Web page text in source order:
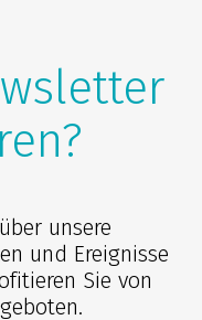
unsere
und Ereignisse
Sie von